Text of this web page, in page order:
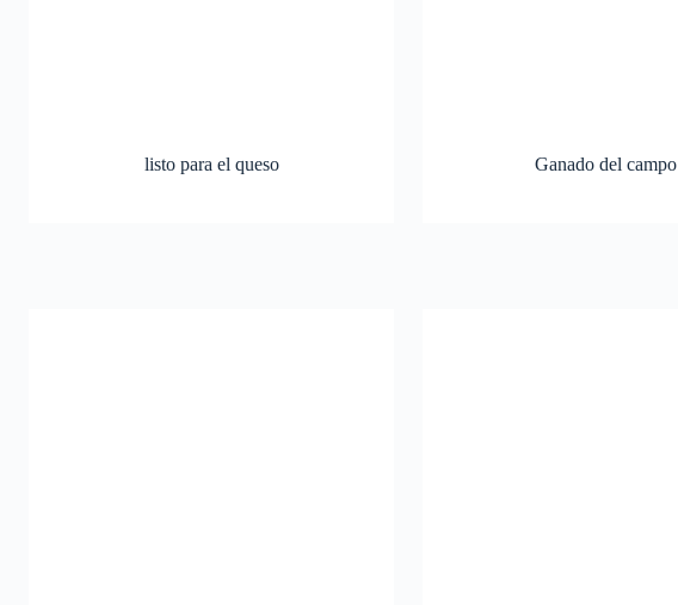
listo para el queso Ganado del campo